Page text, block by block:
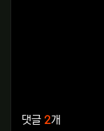
댓글 2개